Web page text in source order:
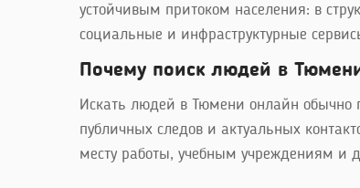
устойчивым притоком населения: в
социальные и инфраструктурные
Почему поиск людей в
Искать людей в Тюмени онлайн обычно
публичных следов и актуальных
месту работы, учебным учреждениям и